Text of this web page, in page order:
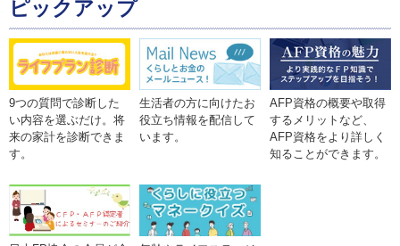
ピックアップ
9つの質問で診断した
い内容を選ぶだけ。将
来の家計を診断できま
す。
生活者の方に向けたお
役立ち情報を配信して
います。
AFP資格の概要や取得
するメリットなど、
AFP資格をより詳しく
知ることができます。